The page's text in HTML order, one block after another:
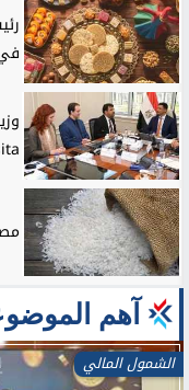
مصر
آهم
الشمول المالي